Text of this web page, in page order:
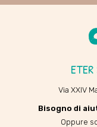
Via XXIV
Bisogno di
Oppure